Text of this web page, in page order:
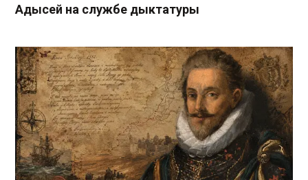
Адысей на службе дыктатуры